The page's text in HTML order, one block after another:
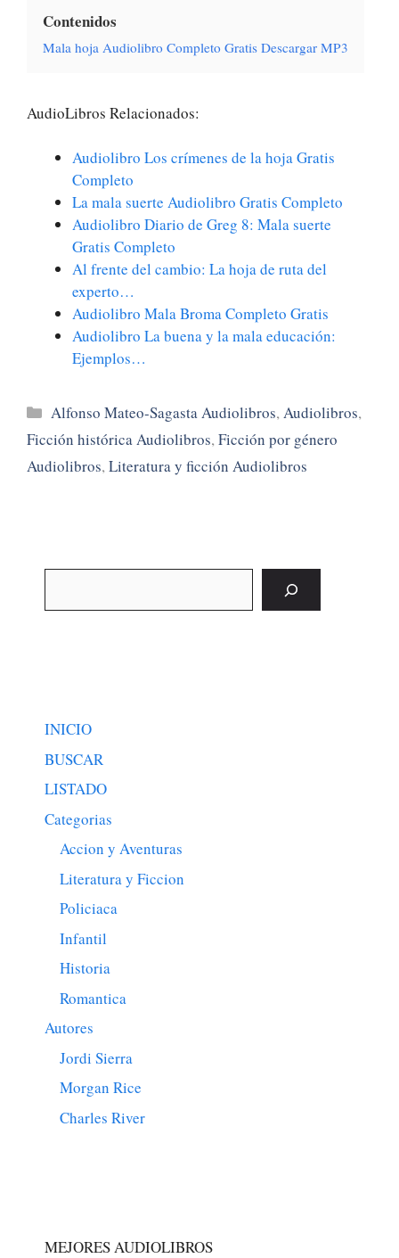
Contenidos
Mala hoja Audiolibro Completo Gratis Descargar MP3
AudioLibros Relacionados:
Audiolibro Los crímenes de la hoja Gratis
Completo
La mala suerte Audiolibro Gratis Completo
Audiolibro Diario de Greg 8: Mala suerte
Gratis Completo
Al frente del cambio: La hoja de ruta del
experto…
Audiolibro Mala Broma Completo Gratis
Audiolibro La buena y la mala educación:
Ejemplos…
Categorías
Alfonso Mateo-Sagasta Audiolibros,Audiolibros,
Ficción histórica Audiolibros,Ficción por género
Audiolibros,Literatura y ficción Audiolibros
INICIO
BUSCAR
LISTADO
Categorias
Accion y Aventuras
Literatura y Ficcion
Policiaca
Infantil
Historia
Romantica
Autores
Jordi Sierra
Morgan Rice
Charles River
MEJORES AUDIOLIBROS